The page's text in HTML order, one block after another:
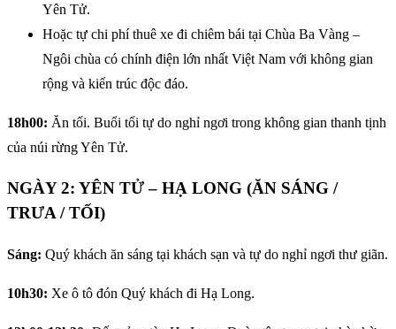
Yên Tử.
Hoặc tự chi phí thuê xe đi chiêm bái tại Chùa Ba Vàng –
Ngôi chùa có chính điện lớn nhất Việt Nam với không gian
rộng và kiến trúc độc đáo.
18h00: Ăn tối. Buổi tối tự do nghỉ ngơi trong không gian thanh tịnh
của núi rừng Yên Tử.
NGÀY 2: YÊN TỬ – HẠ LONG (ĂN SÁNG /
TRƯA / TỐI)
Sáng: Quý khách ăn sáng tại khách sạn và tự do nghỉ ngơi thư giãn.
10h30: Xe ô tô đón Quý khách đi Hạ Long.